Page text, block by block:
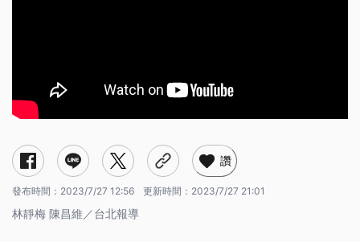
讚
發布時間： 2023/7/27 12:56 更新時間： 2023/7/27 21:01
林靜梅 陳昌維／台北報導